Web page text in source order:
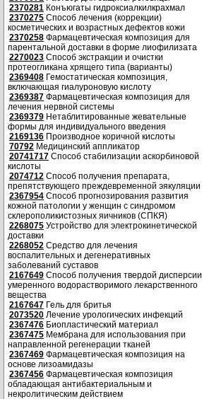
2370281 Конъюгаты гидроксиалкилкрахмал
2370275 Способ лечения (коррекции)
косметических и возрастных дефектов кожи
2370258 Фармацевтическая композиция для
парентальной доставки в форме лиофилизата
2270023 Способ экстракции и очистки
протеогликана хрящего типа (варианты)
2369408 Гемостатическая композиция,
включающая гиалуроновую кислоту
2369387 Фармацевтическая композиция для
лечения нервной системы
2369379 Нетаблитированные жевательные
формы для индивидуального введения
2169136 Производное коричной кислоты
70792 Медицинский аппликатор
20741717 Способ стабилизации аскорбиновой
кислоты
2074712 Способ получения препарата,
препятствующего преждевременной эякуляции
2367954 Способ прогнозирования развития
кожной патологии у женщин с синдромом
склерополикистозных яичников (СПКЯ)
2268075 Устройство для электрокинетической
доставки
2268052 Средство для лечения
воспалительных и дегенеративных
заболеваний суставов
2167649 Способ получения твердой дисперсии
умеренного водорастворимого лекарственного
вещества
2167647 Гель для бритья
2073520 Лечение урологических инфекций
2367476 Биопластический материал
2367475 Мембрана для использования при
направленной регенерации тканей
2367469 Фармацевтическая композиция на
основе лизоамидазы
2367456 Фармацевтическая композиция
обладающая антибактериальным и
некролитическим действием